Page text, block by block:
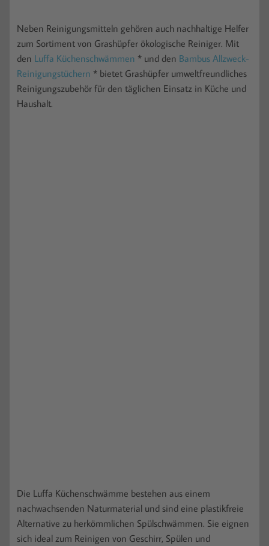
Neben Reinigungsmitteln gehören auch nachhaltige Helfer
zum Sortiment von Grashüpfer ökologische Reiniger. Mit
den Luffa Küchenschwämmen * und den Bambus Allzweck-
Reinigungstüchern * bietet Grashüpfer umweltfreundliches
Reinigungszubehör für den täglichen Einsatz in Küche und
Haushalt.
Die Luffa Küchenschwämme bestehen aus einem
nachwachsenden Naturmaterial und sind eine plastikfreie
Alternative zu herkömmlichen Spülschwämmen. Sie eignen
sich ideal zum Reinigen von Geschirr, Spülen und